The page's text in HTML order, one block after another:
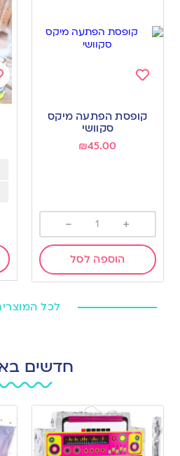
to
wishlist
קופסת הפתעה מיקס
סקוושי
₪45.00
+
-
הוספה לסל
לכל
חדשים